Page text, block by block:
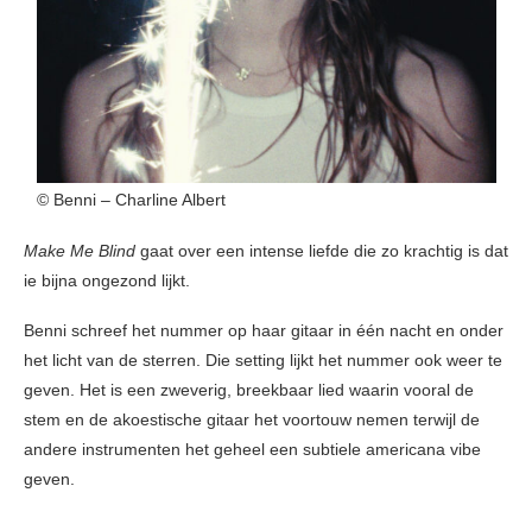
© Benni – Charline Albert
Make Me Blind gaat over een intense liefde die zo krachtig is dat
ie bijna ongezond lijkt.
Benni schreef het nummer op haar gitaar in één nacht en onder
het licht van de sterren. Die setting lijkt het nummer ook weer te
geven. Het is een zweverig, breekbaar lied waarin vooral de
stem en de akoestische gitaar het voortouw nemen terwijl de
andere instrumenten het geheel een subtiele americana vibe
geven.